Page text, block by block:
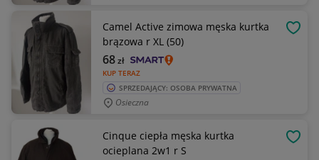
Camel Active zimowa męska kurtka
brązowa r XL (50)
KUP TERAZ
68zł
SPRZEDAJĄCY: OSOBA PRYWATNA
Osieczna
Cinque ciepła męska kurtka
ocieplana 2w1 r S